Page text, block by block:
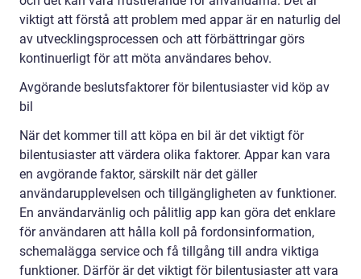
viktigt att förstå att problem med appar är en naturlig del
av utvecklingsprocessen och att förbättringar görs
kontinuerligt för att möta användares behov.
Avgörande beslutsfaktorer för bilentusiaster vid köp av
bil
När det kommer till att köpa en bil är det viktigt för
bilentusiaster att värdera olika faktorer. Appar kan vara
en avgörande faktor, särskilt när det gäller
användarupplevelsen och tillgängligheten av funktioner.
En användarvänlig och pålitlig app kan göra det enklare
för användaren att hålla koll på fordonsinformation,
schemalägga service och få tillgång till andra viktiga
funktioner. Därför är det viktigt för bilentusiaster att vara